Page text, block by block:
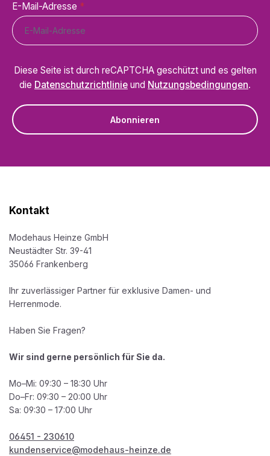
E-Mail-Adresse *
Diese Seite ist durch reCAPTCHA geschützt und es gelten
die Datenschutzrichtlinie und Nutzungsbedingungen.
Abonnieren
Kontakt
Modehaus Heinze GmbH
Neustädter Str. 39-41
35066 Frankenberg
Ihr zuverlässiger Partner für exklusive Damen- und
Herrenmode.
Haben Sie Fragen?
Wir sind gerne persönlich für Sie da.
Mo–Mi: 09:30 – 18:30 Uhr
Do–Fr: 09:30 – 20:00 Uhr
Sa: 09:30 – 17:00 Uhr
06451 - 230610
kundenservice@modehaus-heinze.de